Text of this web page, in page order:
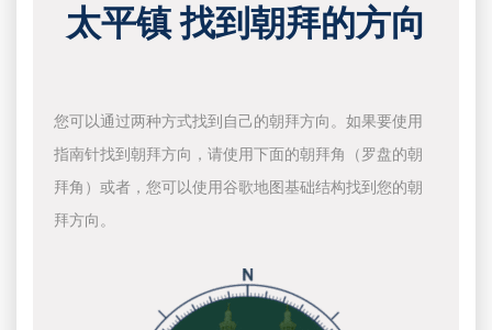
太平镇 找到朝拜的方向
您可以通过两种方式找到自己的朝拜方向。如果要使用
指南针找到朝拜方向，请使用下面的朝拜角（罗盘的朝
拜角）或者，您可以使用谷歌地图基础结构找到您的朝
拜方向。